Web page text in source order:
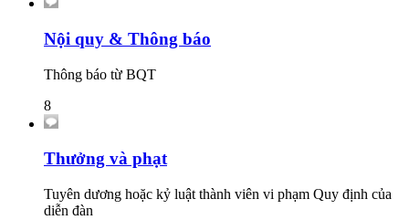
Nội quy & Thông báo
Thông báo từ BQT
8
Thưởng và phạt
Tuyên dương hoặc kỷ luật thành viên vi phạm Quy định của
diễn đàn